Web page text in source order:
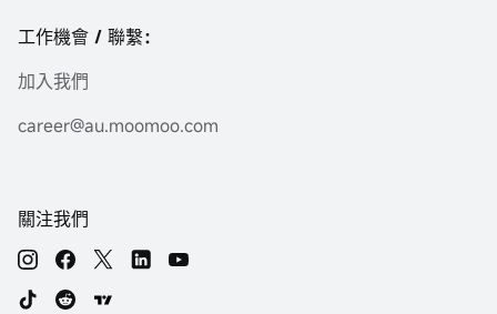
工作機會 / 聯繫：
加入我們
career@au.moomoo.com
關注我們